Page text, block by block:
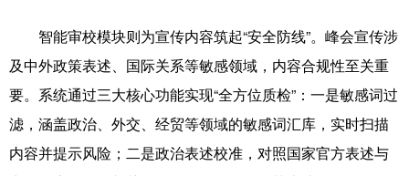
智能审校模块则为宣传内容筑起“安全防线”。峰会宣传涉
及中外政策表述、国际关系等敏感领域，内容合规性至关重
要。系统通过三大核心功能实现“全方位质检”：一是敏感词过
滤，涵盖政治、外交、经贸等领域的敏感词汇库，实时扫描
内容并提示风险；二是政治表述校准，对照国家官方表述与